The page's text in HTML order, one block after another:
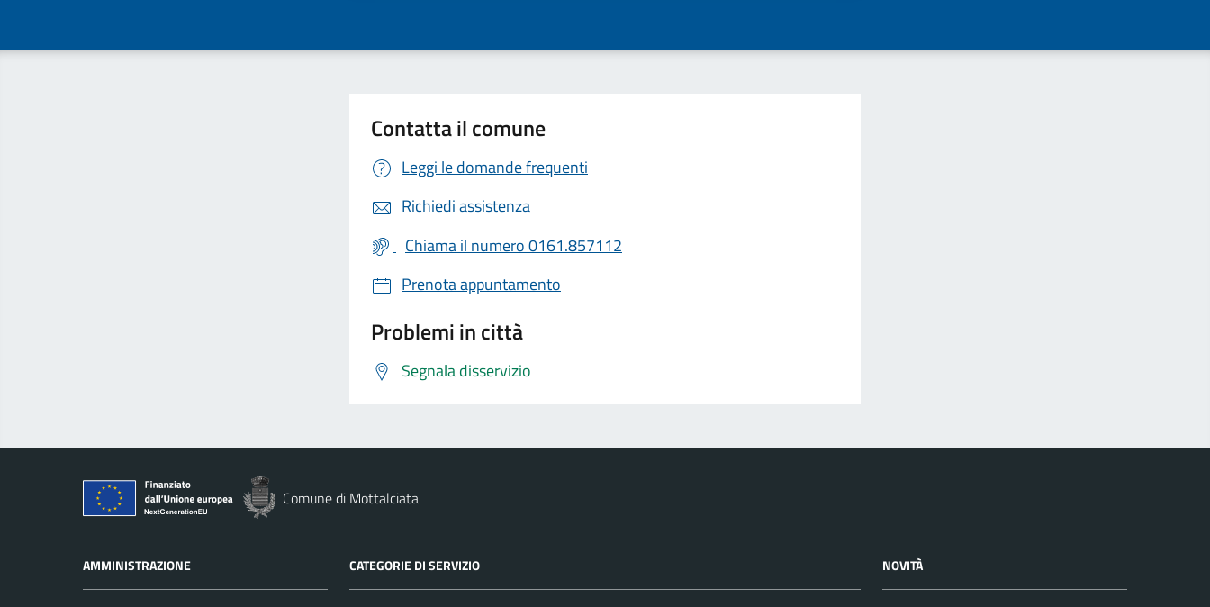
Contatta il comune
Leggi le domande frequenti
Richiedi assistenza
Chiama il numero 0161.857112
Prenota appuntamento
Problemi in città
Segnala disservizio
Comune di Mottalciata
AMMINISTRAZIONE CATEGORIE DI SERVIZIO NOVITÀ